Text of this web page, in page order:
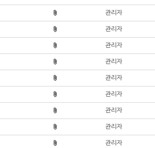
관리자
관리자
관리자
관리자
관리자
관리자
관리자
관리자
관리자